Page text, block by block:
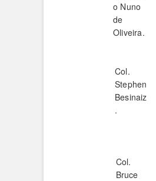
o Nuno
de
Oliveira.
Col.
Stephen
Besinaiz
.
Col.
Bruce